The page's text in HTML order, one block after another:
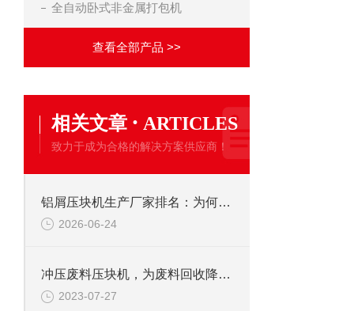
全自动卧式非金属打包机
查看全部产品 >>
相关文章 · ARTICLES
致力于成为合格的解决方案供应商！
铝屑压块机生产厂家排名：为何恩派特成为行业的“优选品牌”？
2026-06-24
冲压废料压块机，为废料回收降本增效
2023-07-27